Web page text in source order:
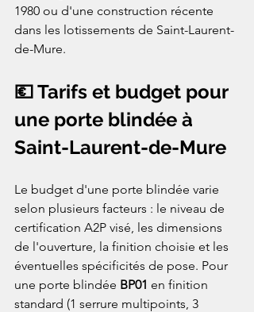
1980 ou d'une construction récente
dans les lotissements de Saint-Laurent-
de-Mure.
💶 Tarifs et budget pour
une porte blindée à
Saint-Laurent-de-Mure
Le budget d'une porte blindée varie
selon plusieurs facteurs : le niveau de
certification A2P visé, les dimensions
de l'ouverture, la finition choisie et les
éventuelles spécificités de pose. Pour
une porte blindée BP01 en finition
standard (1 serrure multipoints, 3